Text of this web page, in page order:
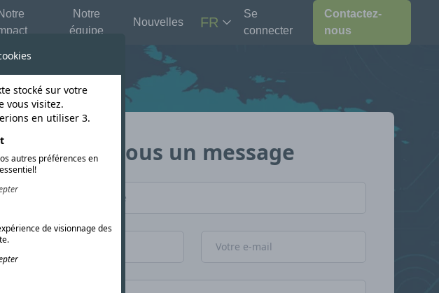
Notre
équipe
Nouvelles FR
Se
connecter
Contactez-
nous
Envoyez-nous un message
stocké sur votre
vous visitez.
en utiliser 3.
autres préférences en
de visionnage des